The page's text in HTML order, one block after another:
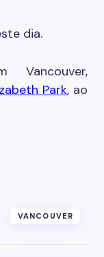
dia.
Park, ao
VANCOUVER